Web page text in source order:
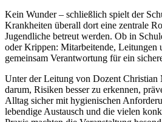
Kein Wunder – schließlich spielt der
Krankheiten überall dort eine zentrale
Jugendliche betreut werden. Ob in
oder Krippen: Mitarbeitende, Leitungen
gemeinsam Verantwortung für ein
Unter der Leitung von Dozent Christian
darum, Risiken besser zu erkennen,
Alltag sicher mit hygienischen
lebendige Austausch und die vielen